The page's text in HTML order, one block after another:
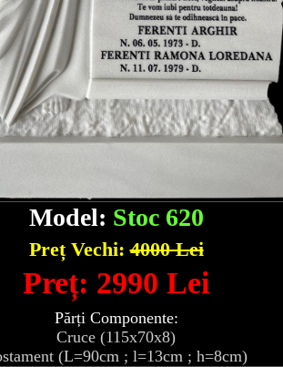
Model: Stoc 620
Preț Vechi:4000 Lei
Preț: 2990 Lei
Părți Componente:
Cruce (115x70x8)
(L=90cm ; l=13cm ; h=8cm)